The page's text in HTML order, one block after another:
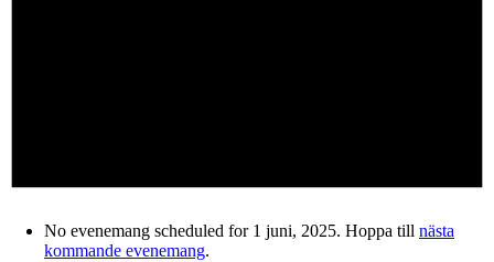
No evenemang scheduled for 1 juni, 2025. Hoppa till nästa
kommande evenemang.